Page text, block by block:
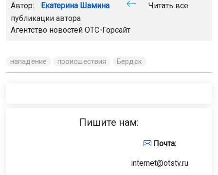
Автор: Екатерина Шамина
Читать все
публикации автора
Агентство новостей ОТС-Горсайт
нападение происшествия Бердск
Пишите нам:
Почта:
internet@otstv.ru